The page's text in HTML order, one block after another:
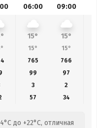
06:00 09:00
15° 15°
15° 15°
765 766
99 97
3
2
57 34
до +22°C, отличная